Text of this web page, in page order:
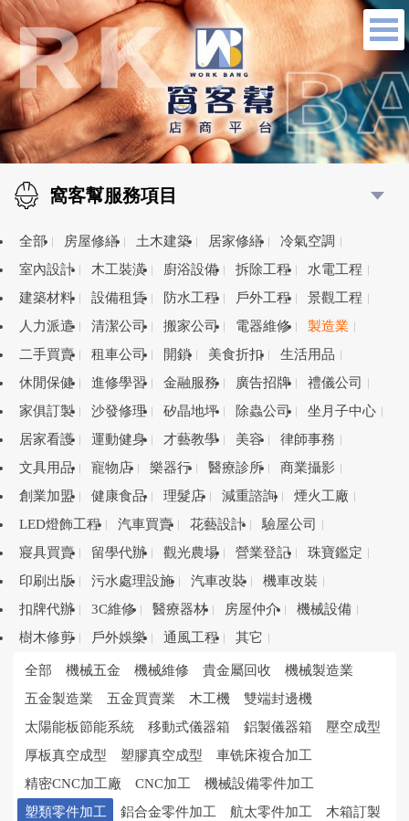
窩客幫服務項目
全部 房屋修繕 土木建築 居家修繕
冷氣空調
室內設計
木工裝潢 廚浴設備 拆除工程
水電工程
建築材料
設備租賃 防水工程 戶外工程
景觀工程
人力派遣
清潔公司 搬家公司 電器維修
製造業
二手買賣
租車公司 開鎖 美食折扣
生活用品
休閒保健
進修學習 金融服務 廣告招牌
禮儀公司
家俱訂製
沙發修理 矽晶地坪 除蟲公司
坐月子中心
居家看護
運動健身 才藝教學 美容
律師事務
文具用品
寵物店 樂器行 醫療診所
商業攝影
創業加盟
健康食品 理髮店 減重諮詢
煙火工廠
LED燈飾工程
汽車買賣 花藝設計
驗屋公司
寢具買賣
留學代辦 觀光農場 營業登記
珠寶鑑定
印刷出版
污水處理設施 汽車改裝
機車改裝
扣牌代辦
3C維修 醫療器材 房屋仲介
機械設備
樹木修剪
戶外娛樂 通風工程 其它
全部 機械五金 機械維修 貴金屬回收
機械製造業
五金製造業
五金買賣業 木工機
雙端封邊機
太陽能板節能系統
移動式儀器箱 鋁製儀器箱
壓空成型
厚板真空成型
塑膠真空成型
車铣床複合加工
精密CNC加工廠
CNC加工
機械設備零件加工
塑類零件加工
鋁合金零件加工 航太零件加工
木箱訂製